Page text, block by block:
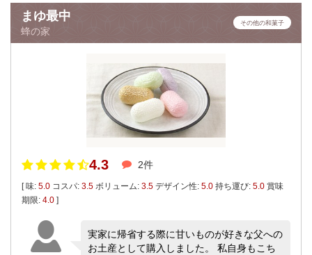
まゆ最中
蜂の家
その他の和菓子
4.3 2件
[ 味: 5.0 コスパ: 3.5 ボリューム: 3.5 デザイン性: 5.0 持ち運び: 5.0 賞味
期限: 4.0 ]
実家に帰省する際に甘いものが好きな父への
お土産として購入しました。 私自身もこち